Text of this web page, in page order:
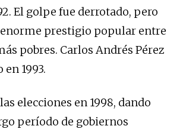
El golpe fue derrotado, pero
enorme prestigio popular entre
pobres. Carlos Andrés Pérez
1993.
elecciones en 1998, dando
período de gobiernos